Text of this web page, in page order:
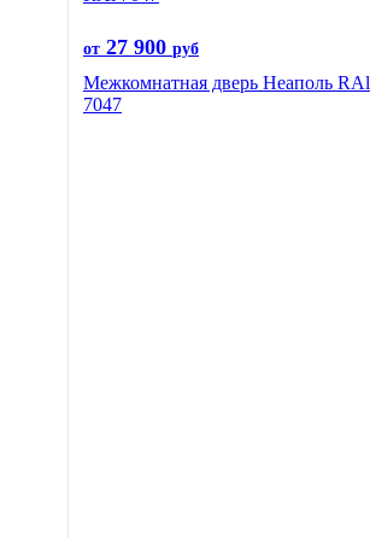
от 27 900 руб
Межкомнатная дверь Неаполь RAl
7047